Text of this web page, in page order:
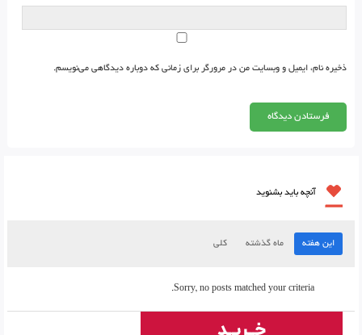
ذخیره نام، ایمیل و وبسایت من در مرورگر برای زمانی که دوباره دیدگاهی می‌نویسم.
آنچه باید بشنوید
این هفته ماه گذشته کلی
Sorry, no posts matched your criteria.